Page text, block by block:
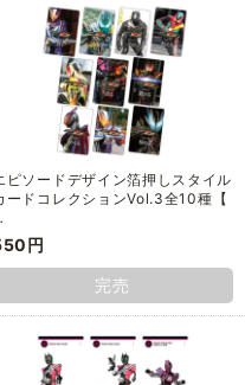
ピソードデザイン箔押しスタイル
ードコレクションVol.3全10種【
円
完売